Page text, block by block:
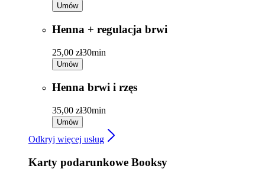
Umów
Henna + regulacja brwi
25,00 zł30min
Umów
Henna brwi i rzęs
35,00 zł30min
Umów
Odkryj więcej usług
Karty podarunkowe Booksy